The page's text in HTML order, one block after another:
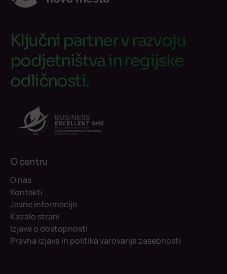
Ključni partner v razvoju
podjetništva in regijske
odličnosti.
O centru
O nas
Kontakti
Javne informacije
Kazalo strani
Izjava o dostopnosti
Pravna izjava in politika varovanja zasebnosti